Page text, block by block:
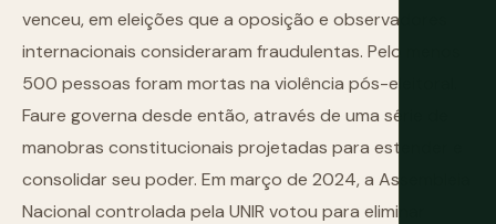
venceu, em eleições que a oposição e observadores
internacionais consideraram fraudulentas. Pelo menos
500 pessoas foram mortas na violência pós-eleitoral.
Faure governa desde então, através de uma série de
manobras constitucionais projetadas para estender e
consolidar seu poder. Em março de 2024, a Assembleia
Nacional controlada pela UNIR votou para eliminar